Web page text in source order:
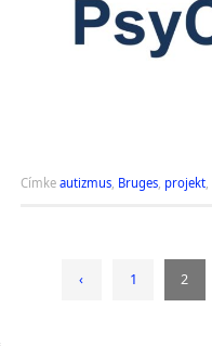
Címke autizmus, Bruges, projekt,
‹ 1 2